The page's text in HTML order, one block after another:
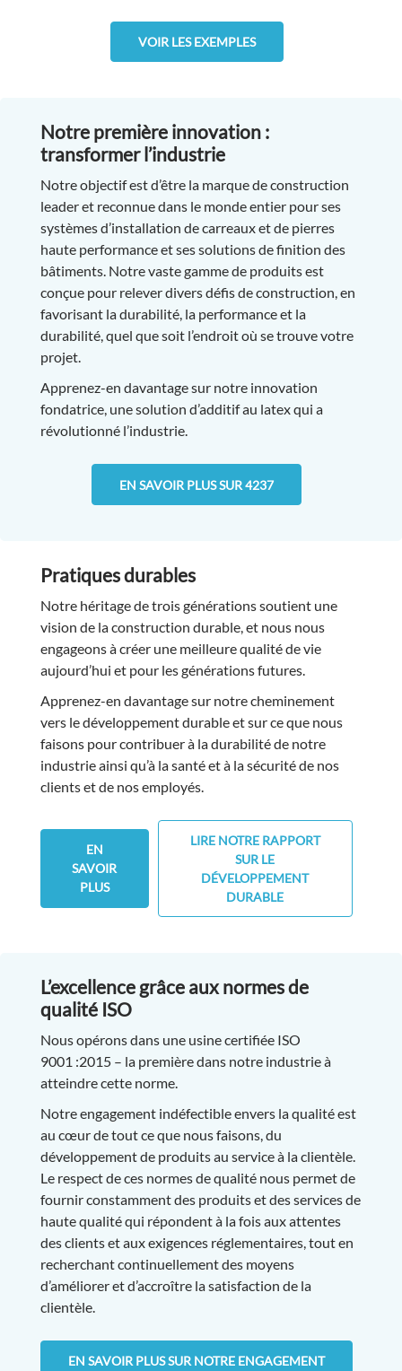
VOIR LES EXEMPLES
Notre première innovation :
transformer l’industrie
Notre objectif est d’être la marque de construction
leader et reconnue dans le monde entier pour ses
systèmes d’installation de carreaux et de pierres
haute performance et ses solutions de finition des
bâtiments. Notre vaste gamme de produits est
conçue pour relever divers défis de construction, en
favorisant la durabilité, la performance et la
durabilité, quel que soit l’endroit où se trouve votre
projet.
Apprenez-en davantage sur notre innovation
fondatrice, une solution d’additif au latex qui a
révolutionné l’industrie.
EN SAVOIR PLUS SUR 4237
Pratiques durables
Notre héritage de trois générations soutient une
vision de la construction durable, et nous nous
engageons à créer une meilleure qualité de vie
aujourd’hui et pour les générations futures.
Apprenez-en davantage sur notre cheminement
vers le développement durable et sur ce que nous
faisons pour contribuer à la durabilité de notre
industrie ainsi qu’à la santé et à la sécurité de nos
clients et de nos employés.
EN
SAVOIR
PLUS
LIRE NOTRE RAPPORT
SUR LE
DÉVELOPPEMENT
DURABLE
L’excellence grâce aux normes de
qualité ISO
Nous opérons dans une usine certifiée ISO
9001 :2015 – la première dans notre industrie à
atteindre cette norme.
Notre engagement indéfectible envers la qualité est
au cœur de tout ce que nous faisons, du
développement de produits au service à la clientèle.
Le respect de ces normes de qualité nous permet de
fournir constamment des produits et des services de
haute qualité qui répondent à la fois aux attentes
des clients et aux exigences réglementaires, tout en
recherchant continuellement des moyens
d’améliorer et d’accroître la satisfaction de la
clientèle.
EN SAVOIR PLUS SUR NOTRE ENGAGEMENT